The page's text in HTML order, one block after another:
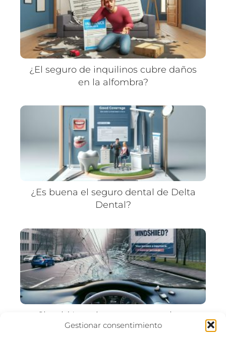
Gestionar consentimiento
¿El seguro de inquilinos cubre daños
en la alfombra?
¿Es buena el seguro dental de Delta
Dental?
Should I use insurance to replace
windshield?